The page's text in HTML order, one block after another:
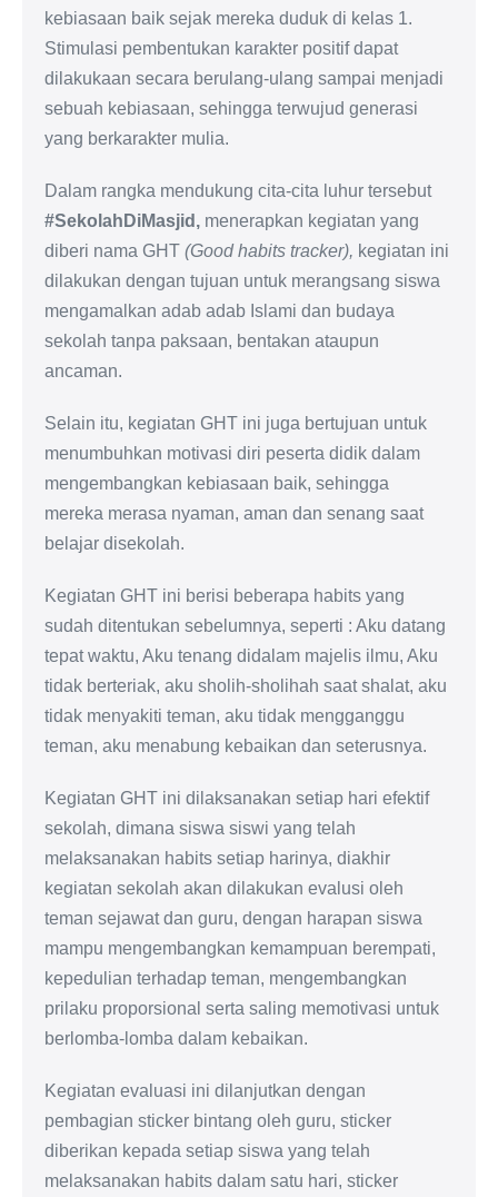
kebiasaan baik sejak mereka duduk di kelas 1.
Stimulasi pembentukan karakter positif dapat
dilakukaan secara berulang-ulang sampai menjadi
sebuah kebiasaan, sehingga terwujud generasi
yang berkarakter mulia.
Dalam rangka mendukung cita-cita luhur tersebut
#SekolahDiMasjid, menerapkan kegiatan yang
diberi nama GHT (Good habits tracker), kegiatan ini
dilakukan dengan tujuan untuk merangsang siswa
mengamalkan adab adab Islami dan budaya
sekolah tanpa paksaan, bentakan ataupun
ancaman.
Selain itu, kegiatan GHT ini juga bertujuan untuk
menumbuhkan motivasi diri peserta didik dalam
mengembangkan kebiasaan baik, sehingga
mereka merasa nyaman, aman dan senang saat
belajar disekolah.
Kegiatan GHT ini berisi beberapa habits yang
sudah ditentukan sebelumnya, seperti : Aku datang
tepat waktu, Aku tenang didalam majelis ilmu, Aku
tidak berteriak, aku sholih-sholihah saat shalat, aku
tidak menyakiti teman, aku tidak mengganggu
teman, aku menabung kebaikan dan seterusnya.
Kegiatan GHT ini dilaksanakan setiap hari efektif
sekolah, dimana siswa siswi yang telah
melaksanakan habits setiap harinya, diakhir
kegiatan sekolah akan dilakukan evalusi oleh
teman sejawat dan guru, dengan harapan siswa
mampu mengembangkan kemampuan berempati,
kepedulian terhadap teman, mengembangkan
prilaku proporsional serta saling memotivasi untuk
berlomba-lomba dalam kebaikan.
Kegiatan evaluasi ini dilanjutkan dengan
pembagian sticker bintang oleh guru, sticker
diberikan kepada setiap siswa yang telah
melaksanakan habits dalam satu hari, sticker